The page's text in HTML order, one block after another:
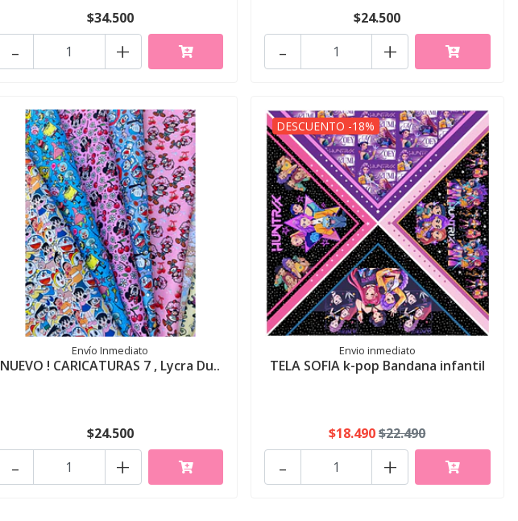
$34.500
+
-
$24.500
+
-
Envío Inmediato
NUEVO ! CARICATURAS 7 , Lycra Du..
$24.500
+
-
DESCUENTO -18%
Envio inmediato
TELA SOFIA k-pop Bandana infantil
$18.490$22.490
+
-